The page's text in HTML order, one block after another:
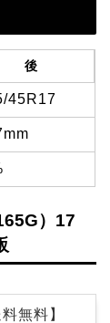
後
45R17
）17
無料】